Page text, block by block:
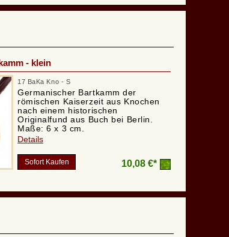
- klein
17 BaKa Kno - S
Germanischer Bartkamm der
römischen Kaiserzeit aus Knochen
nach einem historischen
Originalfund aus Buch bei Berlin.
Maße: 6 x 3 cm.
Details
Sofort Kaufen 10,08 €*